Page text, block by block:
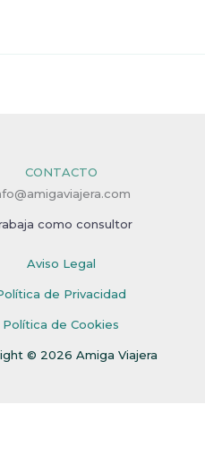
CONTACTO
como consultor
Aviso Legal
de Privacidad
Política de Cookies
© 2026 Amiga Viajera